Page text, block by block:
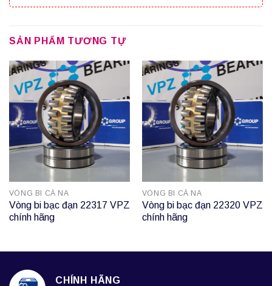
SẢN PHẨM TƯƠNG TỰ
VÒNG BI CÀ NA
Vòng bi bạc đạn 22317 VPZ
chính hãng
VÒNG BI CÀ NA
Vòng bi bạc đạn 22320 VPZ
chính hãng
CHÍNH HÃNG